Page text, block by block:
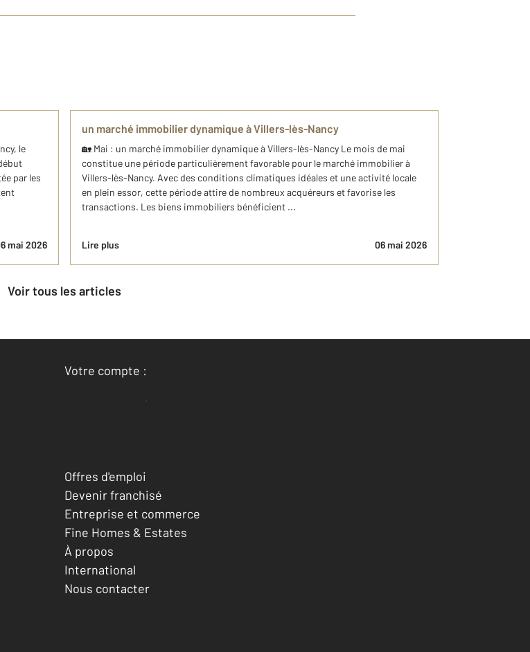
le
par les
mai 2026
un marché immobilier dynamique à Villers-lès-Nancy
🏡 Mai : un marché immobilier dynamique à Villers-lès-Nancy Le mois de mai
constitue une période particulièrement favorable pour le marché immobilier à
Villers-lès-Nancy. Avec des conditions climatiques idéales et une activité locale
en plein essor, cette période attire de nombreux acquéreurs et favorise les
transactions. Les biens immobiliers bénéficient ...
Lire plus 06 mai 2026
Voir tous les articles
Votre compte :
Accéder à mon compte
Offres d'emploi
Devenir franchisé
Entreprise et commerce
Fine Homes & Estates
À propos
International
Nous contacter